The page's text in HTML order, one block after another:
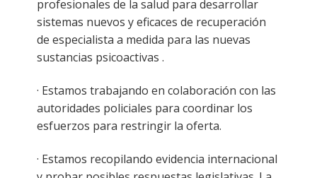
profesionales de la salud para desarrollar
sistemas nuevos y eficaces de recuperación
de especialista a medida para las nuevas
sustancias psicoactivas .
· Estamos trabajando en colaboración con las
autoridades policiales para coordinar los
esfuerzos para restringir la oferta.
· Estamos recopilando evidencia internacional